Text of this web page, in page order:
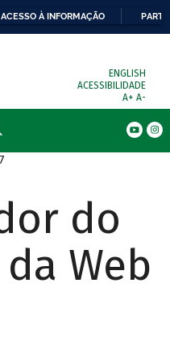
ACESSO À INFORMAÇÃO
ENGLISH
ACESSIBILIDADE
A+ A-
do
Web